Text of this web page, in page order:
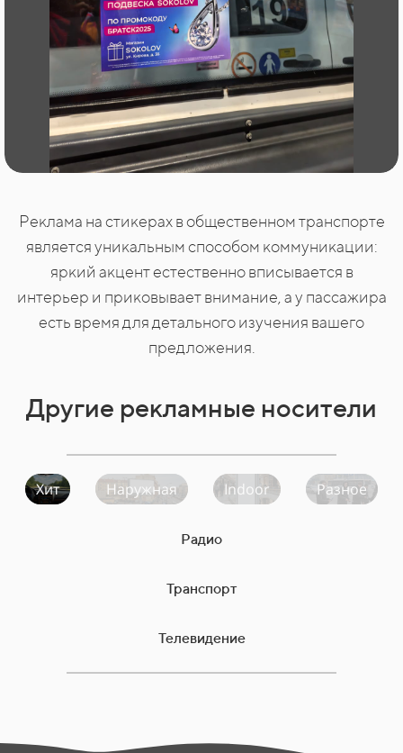
Реклама на стикерах в общественном транспорте
является уникальным способом коммуникации:
яркий акцент естественно вписывается в
интерьер и приковывает внимание, а у пассажира
есть время для детального изучения вашего
предложения.
Другие рекламные носители
Хит Наружная Indoor Разное
Радио
Транспорт
Телевидение